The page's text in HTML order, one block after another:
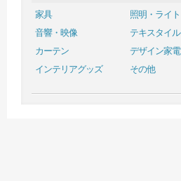
家具
照明・ライト
音響・映像
テキスタイル
カーテン
デザイン家電
インテリアグッズ
その他